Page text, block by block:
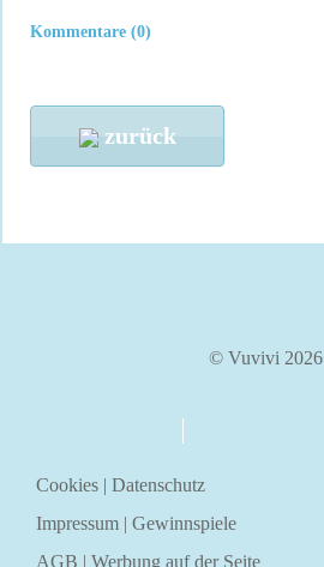
Kommentare (0)
zurück
© Vuvivi 2026
Cookies | Datenschutz
Impressum | Gewinnspiele
AGB | Werbung auf der Seite